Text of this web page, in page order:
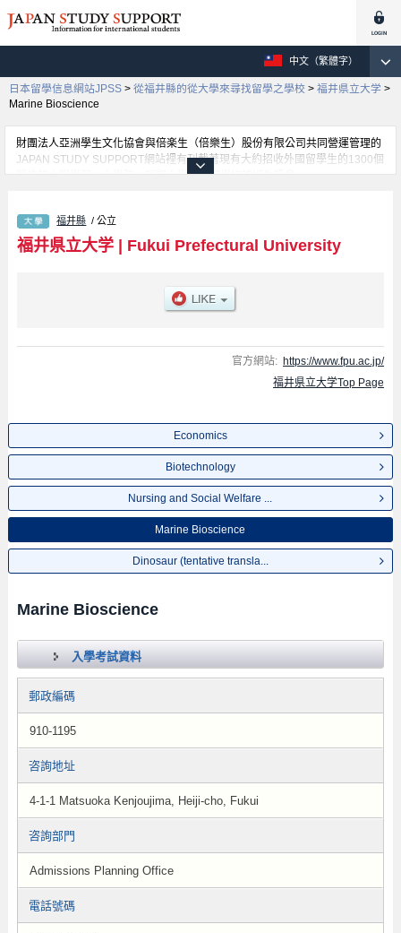
中文（繁體字）
日本留學信息網站JPSS > 從福井縣的從大學來尋找留學之學校 > 福井県立大学 >
Marine Bioscience
財團法人亞洲學生文化協會與倍楽生（倍樂生）股份有限公司共同營運管理的
JAPAN STUDY SUPPORT網站裡有刊載著現有大約招收外國留學生的1300個
學校的大學學部、大學院、短期大學、專門學校的招生訊息。
Bioscience學部、Dinosaur (tentative translation)學部等各別學部的不同訊
息，以及招收名額、合格人數等考試資訊、設施介紹、聯絡方式等對外國留學
生是必要之訊息都刊載於此，請務必查閱及利用此網站。
福井縣 / 公立
福井県立大学| Fukui Prefectural University
官方網站: https://www.fpu.ac.jp/
福井県立大学Top Page
Economics
Biotechnology
Nursing and Social Welfare ...
Marine Bioscience
Dinosaur (tentative transla...
Marine Bioscience
入學考試資料
郵政編碼
910-1195
咨詢地址
4-1-1 Matsuoka Kenjoujima, Heiji-cho, Fukui
咨詢部門
Admissions Planning Office
電話號碼